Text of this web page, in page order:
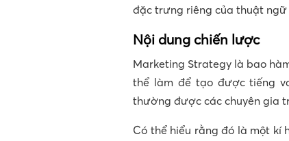
đặc trưng riêng của thuật ngữ
Nội dung chiến lược
Marketing Strategy là bao
thể làm để tạo được tiếng
thường được các chuyên gia
Có thể hiểu rằng đó là một kí